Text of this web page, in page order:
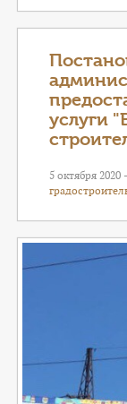
услуги
5 октября 2020